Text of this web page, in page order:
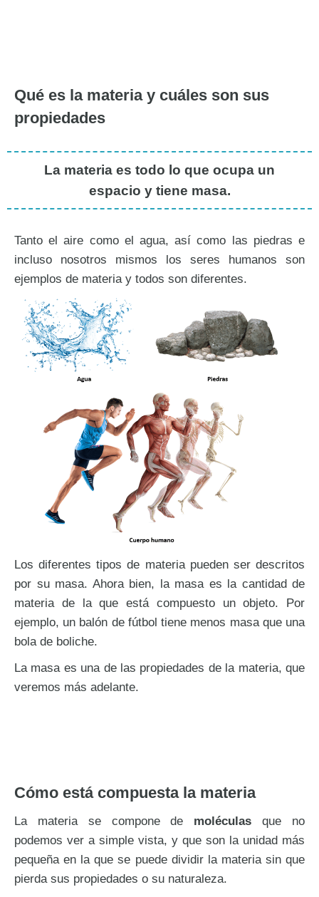
Qué es la materia y cuáles son sus
propiedades
La materia es todo lo que ocupa un
espacio y tiene masa.
Tanto el aire como el agua, así como las piedras e
incluso nosotros mismos los seres humanos son
ejemplos de materia y todos son diferentes.
Los diferentes tipos de materia pueden ser descritos
por su masa. Ahora bien, la masa es la cantidad de
materia de la que está compuesto un objeto. Por
ejemplo, un balón de fútbol tiene menos masa que una
bola de boliche.
La masa es una de las propiedades de la materia, que
veremos más adelante.
Cómo está compuesta la materia
La materia se compone de moléculas que no
podemos ver a simple vista, y que son la unidad más
pequeña en la que se puede dividir la materia sin que
pierda sus propiedades o su naturaleza.